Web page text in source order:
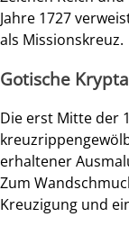
Jahre 1727
als Missionskreuz.
Gotische
Die erst Mitte der
erhaltener
Zum
Kreuzigung und